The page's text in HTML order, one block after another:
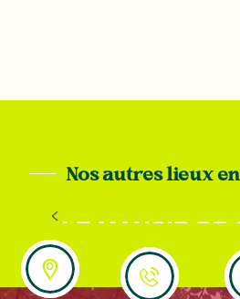
Nos autres lieux
LE MANOIR DE